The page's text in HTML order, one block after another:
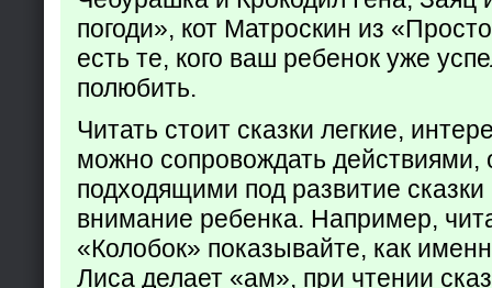
погоди», кот Матроскин из
есть те, кого ваш ребенок уже
полюбить.
Читать стоит сказки легкие,
можно сопровождать действиями,
подходящими под развитие
внимание ребенка. Например,
«Колобок» показывайте, как
Лиса делает «ам», при чтении